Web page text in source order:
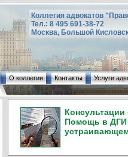
Коллегия адвокатов
Тел.: 8 495 691-38-72
Москва, Большой
О коллегии Контакты Услуги
Помощь в ДГИ